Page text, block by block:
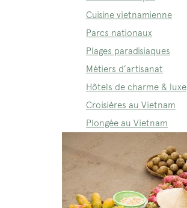
Cuisine vietnamienne
Parcs nationaux
Plages paradisiaques
Métiers d’artisanat
Hôtels de charme & luxe
Croisières au Vietnam
Plongée au Vietnam